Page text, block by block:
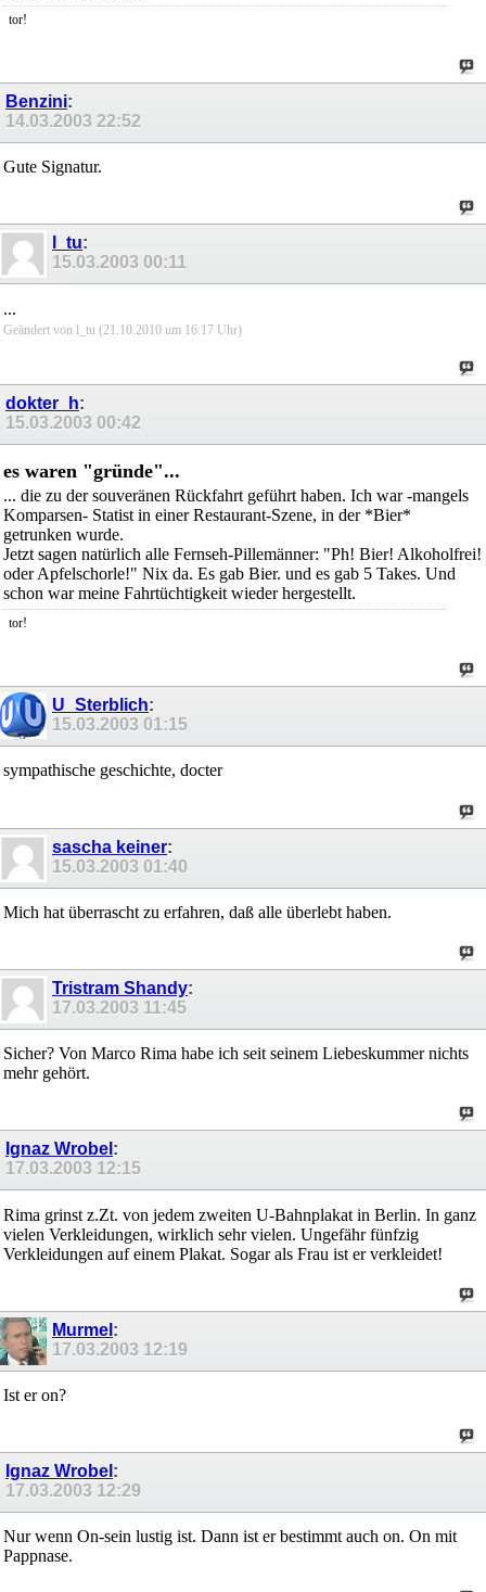
tor!
Benzini:
14.03.2003 22:52
Gute Signatur.
l_tu:
15.03.2003 00:11
...
Geändert von l_tu (21.10.2010 um 16:17 Uhr)
dokter_h:
15.03.2003 00:42
es waren "gründe"...
... die zu der souveränen Rückfahrt geführt haben. Ich war -mangels
Komparsen- Statist in einer Restaurant-Szene, in der *Bier*
getrunken wurde.
Jetzt sagen natürlich alle Fernseh-Pillemänner: "Ph! Bier! Alkoholfrei!
oder Apfelschorle!" Nix da. Es gab Bier. und es gab 5 Takes. Und
schon war meine Fahrtüchtigkeit wieder hergestellt.
tor!
U_Sterblich:
15.03.2003 01:15
sympathische geschichte, docter
sascha keiner:
15.03.2003 01:40
Mich hat überrascht zu erfahren, daß alle überlebt haben.
Tristram Shandy:
17.03.2003 11:45
Sicher? Von Marco Rima habe ich seit seinem Liebeskummer nichts
mehr gehört.
Ignaz Wrobel :
17.03.2003 12:15
Rima grinst z.Zt. von jedem zweiten U-Bahnplakat in Berlin. In ganz
vielen Verkleidungen, wirklich sehr vielen. Ungefähr fünfzig
Verkleidungen auf einem Plakat. Sogar als Frau ist er verkleidet!
Murmel :
17.03.2003 12:19
Ist er on?
Ignaz Wrobel :
17.03.2003 12:29
Nur wenn On-sein lustig ist. Dann ist er bestimmt auch on. On mit
Pappnase.